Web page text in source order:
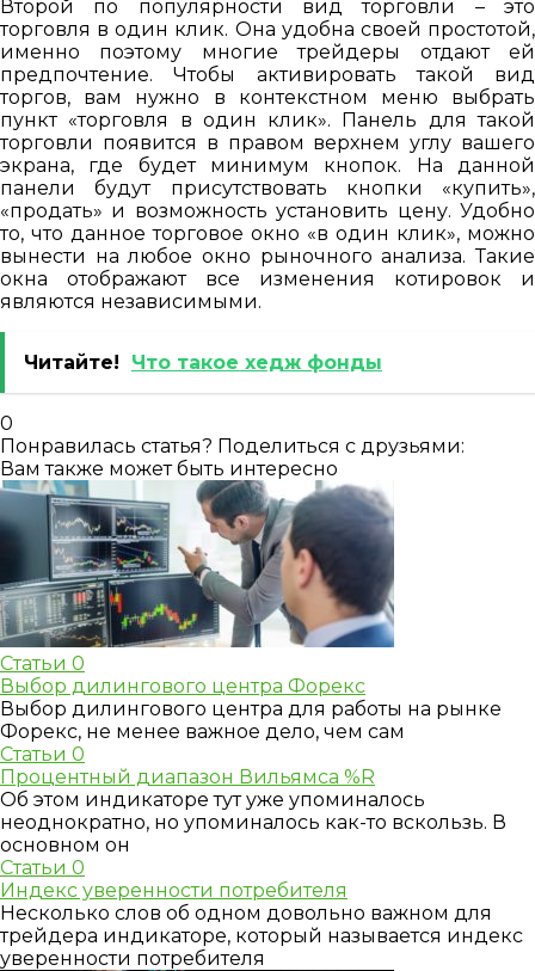
Второй по популярности вид торговли – это
торговля в один клик. Она удобна своей простотой,
именно поэтому многие трейдеры отдают ей
предпочтение. Чтобы активировать такой вид
торгов, вам нужно в контекстном меню выбрать
пункт «торговля в один клик». Панель для такой
торговли появится в правом верхнем углу вашего
экрана, где будет минимум кнопок. На данной
панели будут присутствовать кнопки «купить»,
«продать» и возможность установить цену. Удобно
то, что данное торговое окно «в один клик», можно
вынести на любое окно рыночного анализа. Такие
окна отображают все изменения котировок и
являются независимыми.
Читайте! Что такое хедж фонды
0
Понравилась статья? Поделиться с друзьями:
Вам также может быть интересно
Статьи 0
Выбор дилингового центра Форекс
Выбор дилингового центра для работы на рынке
Форекс, не менее важное дело, чем сам
Статьи 0
Процентный диапазон Вильямса %R
Об этом индикаторе тут уже упоминалось
неоднократно, но упоминалось как-то вскользь. В
основном он
Статьи 0
Индекс уверенности потребителя
Несколько слов об одном довольно важном для
трейдера индикаторе, который называется индекс
уверенности потребителя